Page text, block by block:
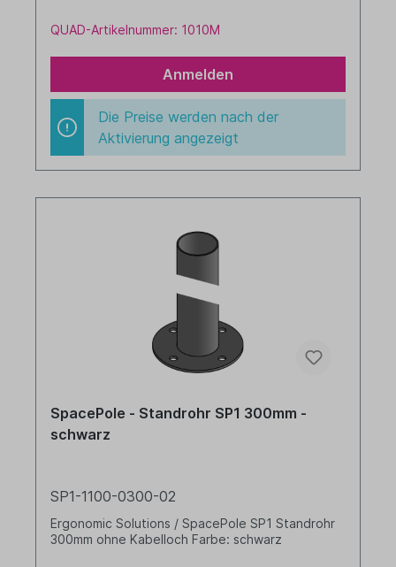
QUAD-Artikelnummer: 1010M
Anmelden
Die Preise werden nach der
Aktivierung angezeigt
SpacePole - Standrohr SP1 300mm -
schwarz
SP1-1100-0300-02
Ergonomic Solutions / SpacePole SP1 Standrohr
300mm ohne Kabelloch Farbe: schwarz